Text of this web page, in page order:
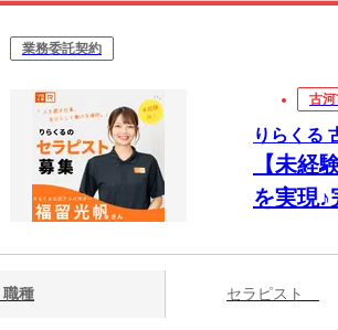
業務委託契約
古
りらくる
【未経
を実現
職種 セラピスト